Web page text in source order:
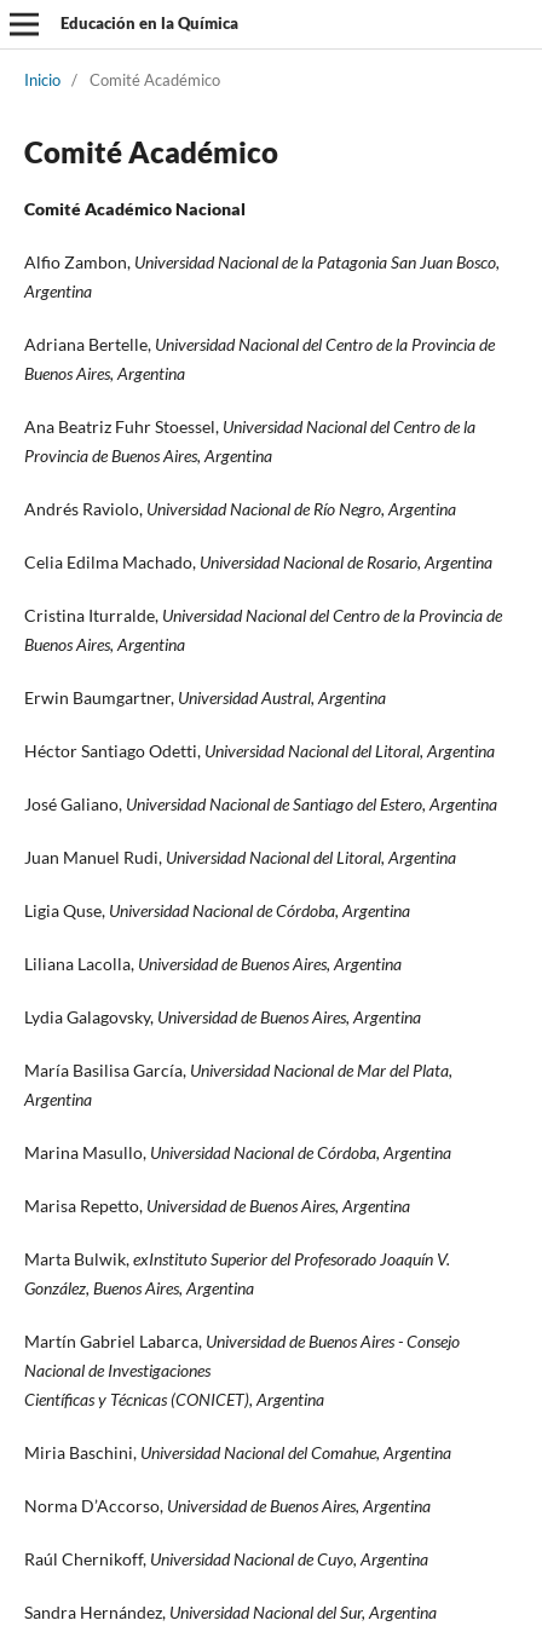
Educación en la Química
Inicio / Comité Académico
Comité Académico
Comité Académico Nacional
Alfio Zambon, Universidad Nacional de la Patagonia San Juan Bosco,
Argentina
Adriana Bertelle, Universidad Nacional del Centro de la Provincia de
Buenos Aires, Argentina
Ana Beatriz Fuhr Stoessel, Universidad Nacional del Centro de la
Provincia de Buenos Aires, Argentina
Andrés Raviolo, Universidad Nacional de Río Negro, Argentina
Celia Edilma Machado, Universidad Nacional de Rosario, Argentina
Cristina Iturralde, Universidad Nacional del Centro de la Provincia de
Buenos Aires, Argentina
Erwin Baumgartner, Universidad Austral, Argentina
Héctor Santiago Odetti, Universidad Nacional del Litoral, Argentina
José Galiano, Universidad Nacional de Santiago del Estero, Argentina
Juan Manuel Rudi, Universidad Nacional del Litoral, Argentina
Ligia Quse, Universidad Nacional de Córdoba, Argentina
Liliana Lacolla, Universidad de Buenos Aires, Argentina
Lydia Galagovsky, Universidad de Buenos Aires, Argentina
María Basilisa García, Universidad Nacional de Mar del Plata,
Argentina
Marina Masullo, Universidad Nacional de Córdoba, Argentina
Marisa Repetto, Universidad de Buenos Aires, Argentina
Marta Bulwik,exInstituto Superior del Profesorado Joaquín V.
González, Buenos Aires, Argentina
Martín Gabriel Labarca, Universidad de Buenos Aires - Consejo
Nacional de Investigaciones
Científicas y Técnicas (CONICET), Argentina
Miria Baschini, Universidad Nacional del Comahue, Argentina
Norma D’Accorso, Universidad de Buenos Aires, Argentina
Raúl Chernikoff, Universidad Nacional de Cuyo, Argentina
Sandra Hernández, Universidad Nacional del Sur, Argentina